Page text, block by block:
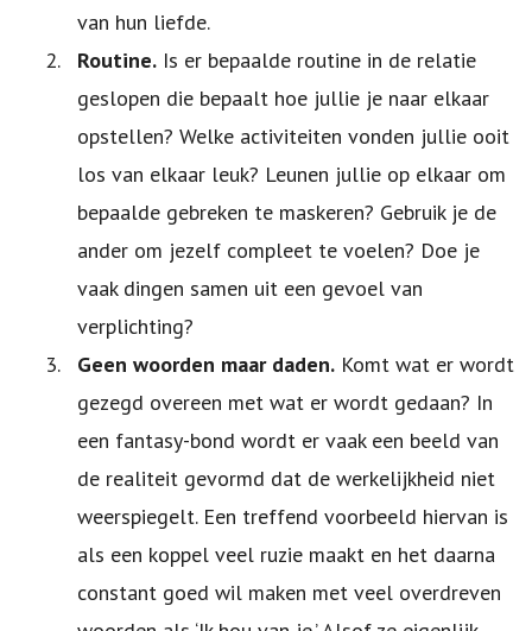
van hun liefde.
Routine. Is er bepaalde routine in de relatie
geslopen die bepaalt hoe jullie je naar elkaar
opstellen? Welke activiteiten vonden jullie ooit
los van elkaar leuk? Leunen jullie op elkaar om
bepaalde gebreken te maskeren? Gebruik je de
ander om jezelf compleet te voelen? Doe je
vaak dingen samen uit een gevoel van
verplichting?
Geen woorden maar daden. Komt wat er wordt
gezegd overeen met wat er wordt gedaan? In
een fantasy-bond wordt er vaak een beeld van
de realiteit gevormd dat de werkelijkheid niet
weerspiegelt. Een treffend voorbeeld hiervan is
als een koppel veel ruzie maakt en het daarna
constant goed wil maken met veel overdreven